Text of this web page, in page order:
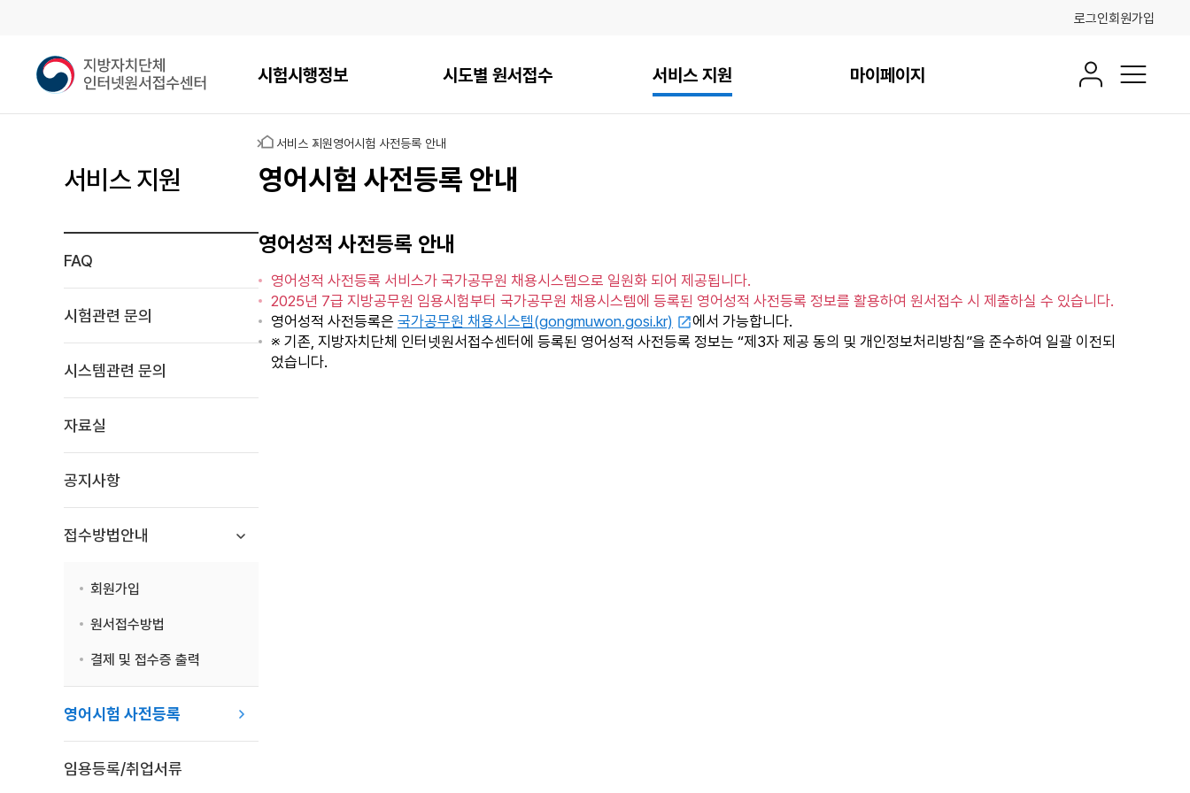
로그인회원가입
지
방
메인메뉴
시험시행정보 시도별 원서접수 서비스 지원 마이페이지 회원정보전체메뉴
서비스 지원
FAQ
시험관련 문의
시스템관련 문의
자료실
공지사항
접수방법안내
회원가입
원서접수방법
결제 및 접수증 출력
영어시험 사전등록
임용등록/취업서류
홈 서비스 지원영어시험 사전등록 안내
영어시험 사전등록 안내
영어성적 사전등록 안내
영어성적 사전등록 서비스가 국가공무원 채용시스템으로 일원화 되어 제공됩니다.
2025년 7급 지방공무원 임용시험부터 국가공무원 채용시스템에 등록된 영어성적 사전등록 정보를 활용하여 원서접수 시 제출하실 수 있습니다.
영어성적 사전등록은 국가공무원 채용시스템(gongmuwon.gosi.kr)
에서 가능합니다.
※ 기존, 지방자치단체 인터넷원서접수센터에 등록된 영어성적 사전등록 정보는 “제3자 제공 동의 및 개인정보처리방침”을 준수하여 일괄 이전되
었습니다.